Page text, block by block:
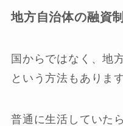
地方自治体の融資
国からではなく、地
という方法もあります
普通に生活していた